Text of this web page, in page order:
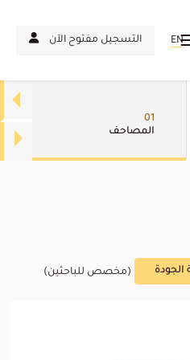
التسجيل مفتوح الآن EN
01
المصاحف
(مخصص للباحثين) الجودة